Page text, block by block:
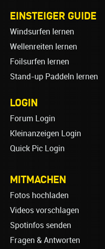
EINSTEIGER GUIDE
Windsurfen lernen
Wellenreiten lernen
Foilsurfen lernen
Stand-up Paddeln lernen
LOGIN
Forum Login
Kleinanzeigen Login
Quick Pic Login
MITMACHEN
Fotos hochladen
Videos vorschlagen
Spotinfos senden
Fragen & Antworten